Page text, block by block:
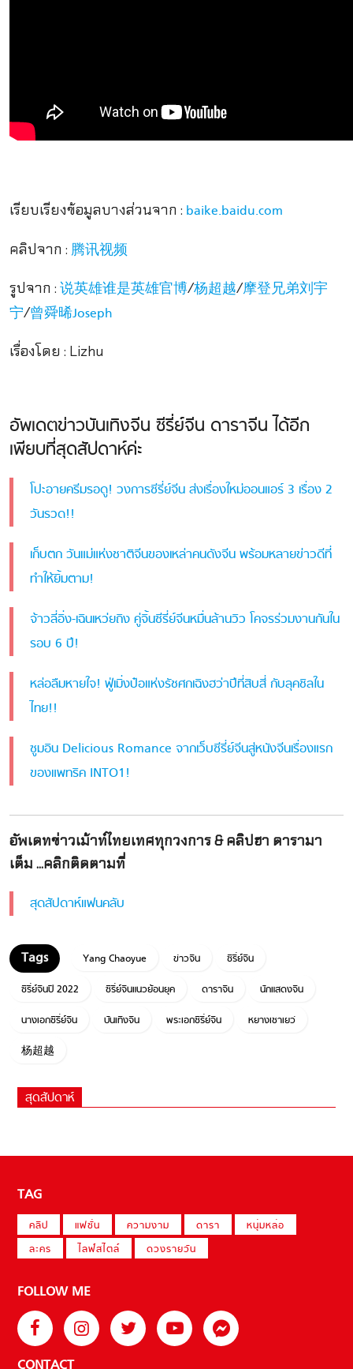
เรียบเรียงข้อมูลบางส่วนจาก : baike.baidu.com
คลิปจาก : 腾讯视频
รูปจาก : 说英雄谁是英雄官博/杨超越/摩登兄弟刘宇
宁/曾舜晞Joseph
เรื่องโดย : Lizhu
อัพเดตข่าวบันเทิงจีน ซีรี่ย์จีน ดาราจีน ได้อีก
เพียบที่สุดสัปดาห์ค่ะ
โปะอายครีมรอดู! วงการซีรี่ย์จีน ส่งเรื่องใหม่ออนแอร์ 3 เรื่อง 2
วันรวด!!
เก็บตก วันแม่แห่งชาติจีนของเหล่าคนดังจีน พร้อมหลายข่าวดีที่
ทำให้ยิ้มตาม!
จ้าวลี่อิ่ง-เฉินเหว่ยถิง คู่จิ้นซีรี่ย์จีนหมื่นล้านวิว โคจรร่วมงานกันใน
รอบ 6 ปี!
หล่อลืมหายใจ! ฟู่เมิ่งป๋อแห่งรัชศกเฉิงฮว่าปีที่สิบสี่ กับลุคชิลใน
ไทย!!
ซูมอิน Delicious Romance จากเว็บซีรี่ย์จีนสู่หนังจีนเรื่องแรก
ของแพทริค INTO1!
อัพเดทข่าวเม้าท์ไทยเทศทุกวงการ & คลิปฮา ดารามา
เต็ม ...คลิกติดตามที่
สุดสัปดาห์แฟนคลับ
Yang Chaoyue ข่าวจีน
ซีรี่ย์จีน
ซีรี่ย์จีนปี 2022
ซีรี่ย์จีนแนวย้อนยุค ดาราจีน
นักแสดงจีน
นางเอกซีรี่ย์จีน
บันเทิงจีน พระเอกซีรี่ย์จีน
หยางเชาเยว่
杨超越
สุดสัปดาห์
TAG
คลิป แฟชั่น ความงาม ดารา
หนุ่มหล่อ
ละคร
ไลฟ์สไตล์ ดวงรายวัน
FOLLOW ME